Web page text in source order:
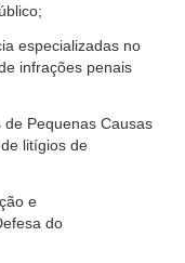
especializadas no
infrações penais
Pequenas Causas
litígios de
e
do